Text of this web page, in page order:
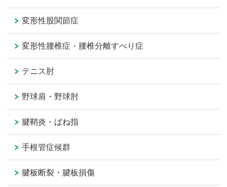
変形性股関節症
変形性腰椎症・腰椎分離すべり症
テニス肘
野球肩・野球肘
腱鞘炎・ばね指
手根管症候群
腱板断裂・腱板損傷